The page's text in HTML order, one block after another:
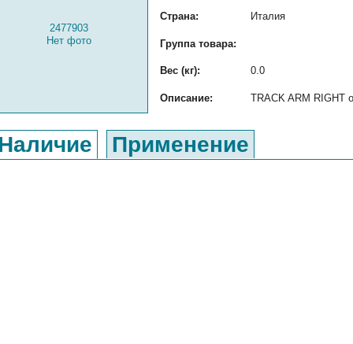
2477903
Нет фото
Страна: Италия
Группа товара:
Вес (кг): 0.0
Описание: TRACK ARM RIGHT
Применение